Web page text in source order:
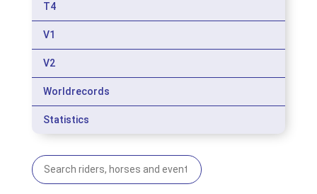
T4
V1
V2
Worldrecords
Statistics